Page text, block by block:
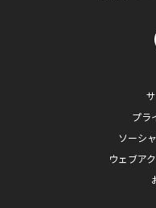
プラ
ソーシ
ウェブア